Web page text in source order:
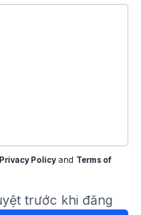
Privacy Policy and Terms of
trước khi đăng